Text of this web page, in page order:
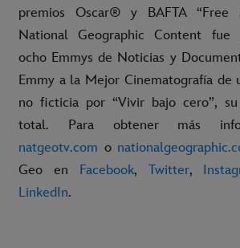
premios Oscar® y BAFTA “Free
National Geographic Content fue
ocho Emmys de Noticias y
Emmy a la Mejor Cinematografía de
no ficticia por “Vivir bajo cero”,
total. Para obtener más
natgeotv.com o
Geo en Facebook, Twitter,
LinkedIn.